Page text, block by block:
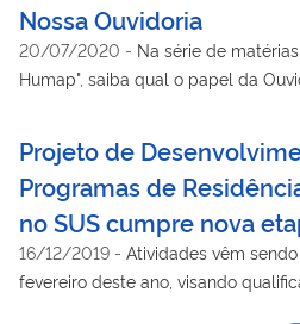
Nossa Ouvidoria
20/07/2020 - Na série de
Humap", saiba qual o papel da
Projeto de
Programas de
no SUS cumpre nova
16/12/2019 - Atividades vêm
fevereiro deste ano, visando